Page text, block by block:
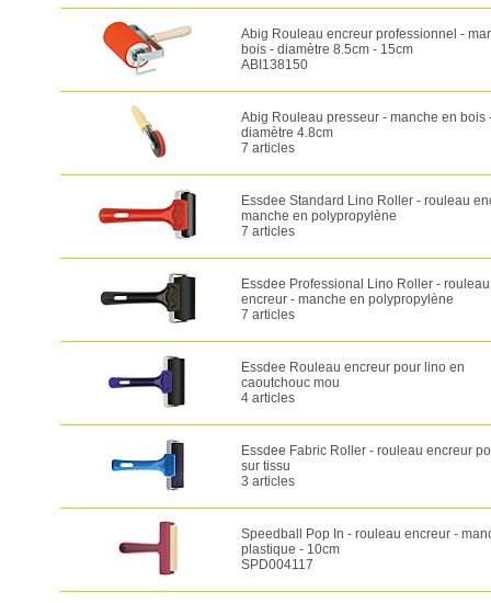
Abig Rouleau encreur professionnel -
bois - diamètre 8.5cm - 15cm
ABI138150
Abig Rouleau presseur - manche en bois
diamètre 4.8cm
7 articles
Essdee Standard Lino Roller - rouleau
manche en polypropylène
7 articles
Essdee Professional Lino Roller - rouleau
encreur - manche en polypropylène
7 articles
Essdee Rouleau encreur pour lino en
caoutchouc mou
4 articles
Essdee Fabric Roller - rouleau encreur
sur tissu
3 articles
Speedball Pop In - rouleau encreur -
plastique - 10cm
SPD004117